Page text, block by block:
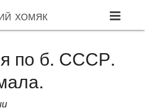
хомяк
по б. СССР.